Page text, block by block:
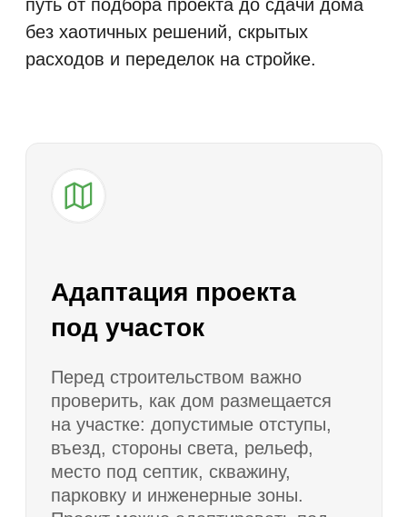
зафиксированы
заранее
качества строительства,
Контроль этапов
строительства
Строительство дома состоит
из последовательных этапов:
подготовка участка, фундамент,
коробка, кровля, теплый контур,
инженерные решения, отделка